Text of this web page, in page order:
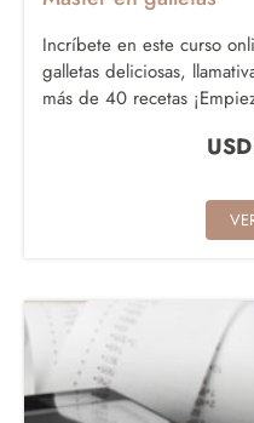
Incríbete en este curso
galletas deliciosas,
más de 40 recetas